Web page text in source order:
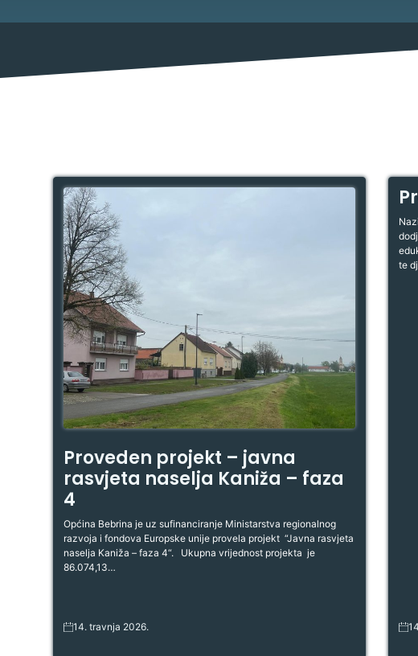
Savjet mladih Općine Bebrina
Službene obavijesti
Natječaji za udruge
Natječaji za zapošljavanje
Natječaji
Javni pozivi
Proveden projekt – javna
rasvjeta naselja Kaniža – faza
4
Općina Bebrina je uz sufinanciranje Ministarstva regionalnog
razvoja i fondova Europske unije provela projekt “Javna rasvjeta
naselja Kaniža – faza 4“. Ukupna vrijednost projekta je
86.074,13…
14. travnja 2026.
te